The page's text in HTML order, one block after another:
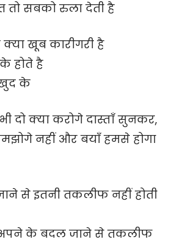
सबको रुला देती है
खूब कारीगरी है
होते है
के
दो क्या करोगे दास्ताँ सुनकर,
नहीं और बयाँ हमसे होगा
से इतनी तकलीफ नहीं होती
अपने के बदल जाने से तकलीफ